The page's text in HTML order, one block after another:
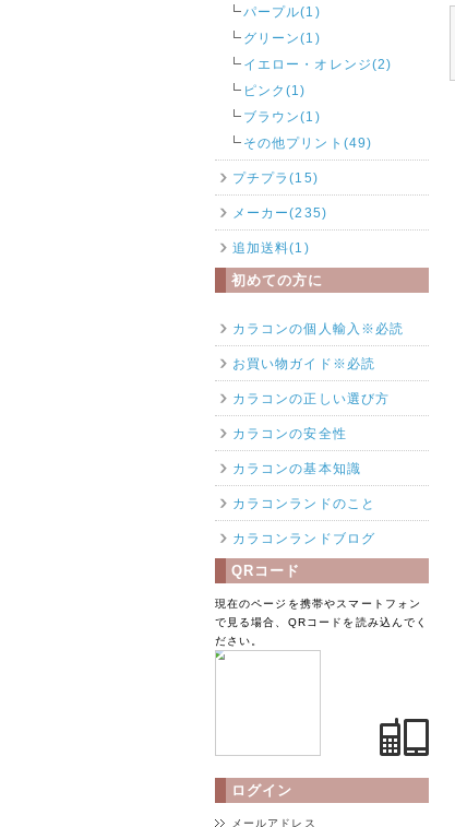
パープル(1)
グリーン(1)
イエロー・オレンジ(2)
ピンク(1)
ブラウン(1)
その他プリント(49)
プチプラ(15)
メーカー(235)
追加送料(1)
初めての方に
カラコンの個人輸入※必読
お買い物ガイド※必読
カラコンの正しい選び方
カラコンの安全性
カラコンの基本知識
カラコンランドのこと
カラコンランドブログ
QRコード
現在のページを携帯やスマートフォン
で見る場合、QRコードを読み込んでく
ださい。
ログイン
メールアドレス